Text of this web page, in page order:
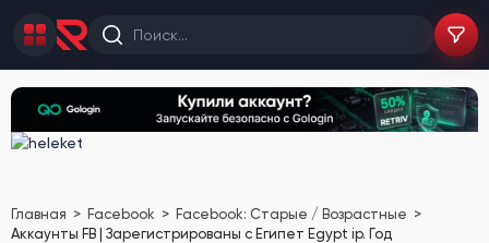
Главная Facebook
Facebook: Старые / Возрастные
Аккаунты FB | Зарегистрированы с Египет Egypt ip. Год